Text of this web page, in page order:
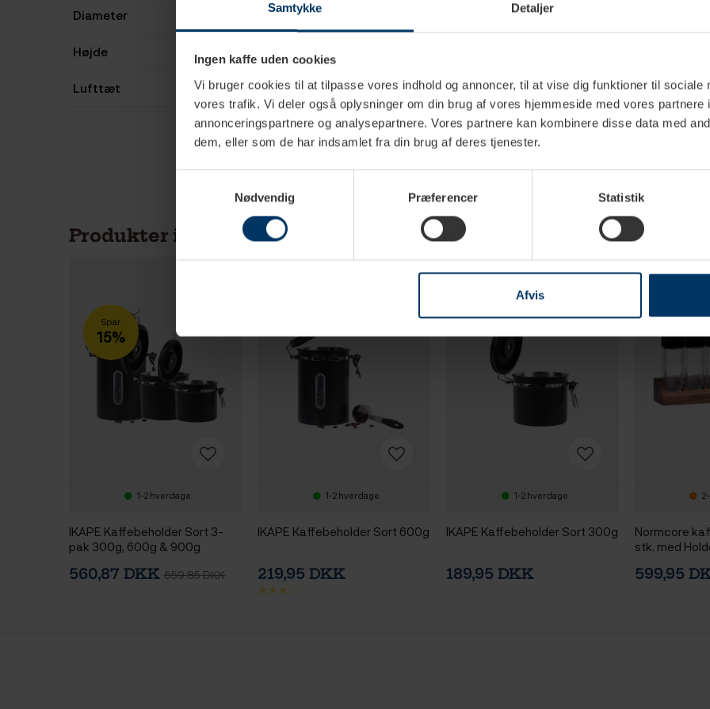
Samtykke Detaljer
Ingen kaffe uden cookies
Vi bruger cookies til at tilpasse vores indhold og annoncer, til at vise dig funktioner til sociale
vores trafik. Vi deler også oplysninger om din brug af vores hjemmeside med vores partnere
annonceringspartnere og analysepartnere. Vores partnere kan kombinere disse data med
dem, eller som de har indsamlet fra din brug af deres tjenester.
Nødvendig
Præferencer Statistik
Afvis
Diameter
Højde
Lufttæt Ja
Produkter i samme kategori
Spar
15%
1-2 hverdage
IKAPE Kaffebeholder Sort 3-
pak 300g, 600g & 900g
560,87 DKK 659,85 DKK
1-2 hverdage
IKAPE Kaffebeholder Sort 600g
219,95 DKK
1-2 hverdage
IKAPE Kaffebeholder Sort 300g
189,95 DKK
Normcore
stk. med
599,95